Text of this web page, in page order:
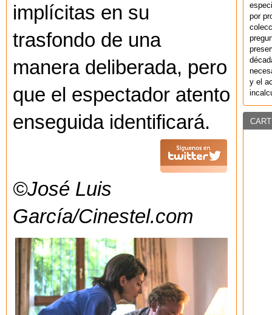
implícitas en su
trasfondo de una
manera deliberada, pero
que el espectador atento
enseguida identificará.
©José Luis
García/Cinestel.com
por
y el